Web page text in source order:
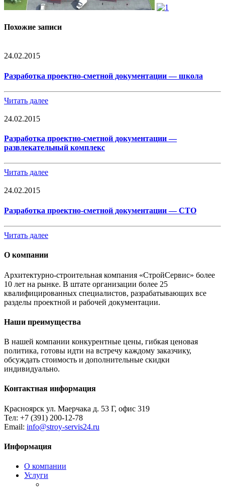
Похожие записи
24.02.2015
Разработка проектно-сметной документации — школа
Читать далее
24.02.2015
Разработка проектно-сметной документации —
развлекательный комплекс
Читать далее
24.02.2015
Разработка проектно-сметной документации — СТО
Читать далее
О компании
Архитектурно-строительная компания «СтройСервис» более
10 лет на рынке. В штате организации более 25
квалифицированных специалистов, разрабатывающих все
разделы проектной и рабочей документации.
Наши преимущества
В нашей компании конкурентные цены, гибкая ценовая
политика, готовы идти на встречу каждому заказчику,
обсуждать стоимость и дополнительные скидки
индивидуально.
Контактная информация
Красноярск ул. Маерчака д. 53 Г, офис 319
Тел: +7 (391) 200-12-78
Email: info@stroy-servis24.ru
Информация
О компании
Услуги